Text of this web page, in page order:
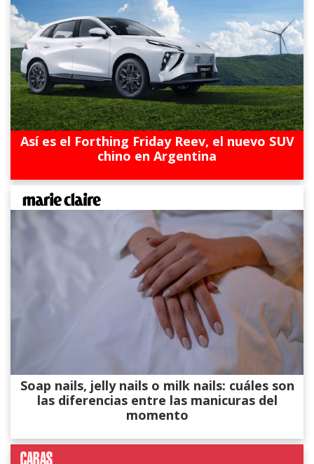
Así es el Forthing Friday Reev, el nuevo SUV
chino en Argentina
Soap nails, jelly nails o milk nails: cuáles son
las diferencias entre las manicuras del
momento